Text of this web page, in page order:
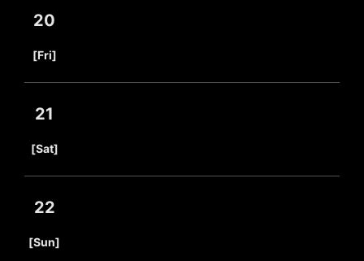
20
[Fri]
21
[Sat]
22
[Sun]